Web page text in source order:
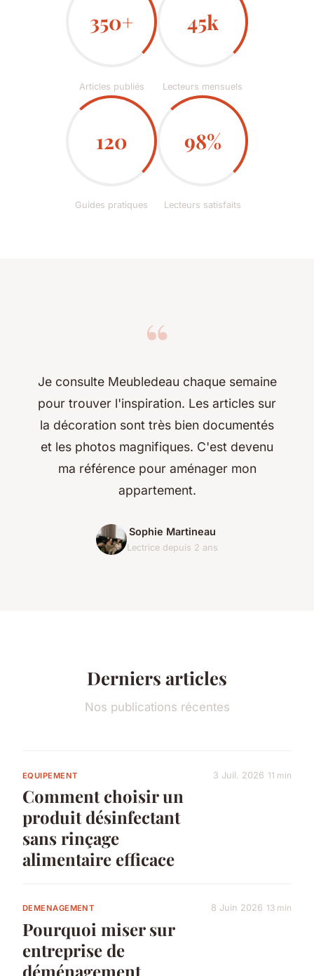
350+
Articles publiés
45k
Lecteurs mensuels
120
Guides pratiques
98%
Lecteurs satisfaits
“
Je consulte Meubledeau chaque semaine
pour trouver l'inspiration. Les articles sur
la décoration sont très bien documentés
et les photos magnifiques. C'est devenu
ma référence pour aménager mon
appartement.
Sophie Martineau
Lectrice depuis 2 ans
Derniers articles
Nos publications récentes
EQUIPEMENT
Comment choisir un
produit désinfectant
sans rinçage
alimentaire efficace
3 Juil. 2026 11 min
DEMENAGEMENT
Pourquoi miser sur
entreprise de
déménagement
8 Juin 2026 13 min